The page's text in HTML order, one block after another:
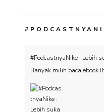
#PodcastnyaNike : Lebih
Banyak milih baca ebook